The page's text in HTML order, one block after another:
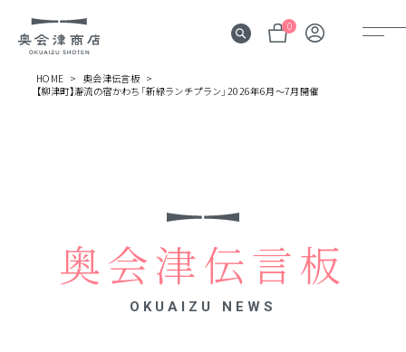
0
よむ
記事
HOME
奥会津伝言板
【柳津町】瀞流の宿かわち「新緑ランチプラン」2026年6月〜7月開催
奥会津伝言板
OKUAIZU NEWS